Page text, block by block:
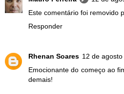
Este comentário foi removido
Responder
Rhenan Soares 12 de
Emocionante do começo ao
demais!